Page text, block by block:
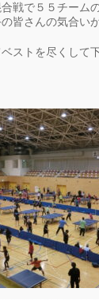
戦で５５チーム
皆さんの気合い
ストを尽くして